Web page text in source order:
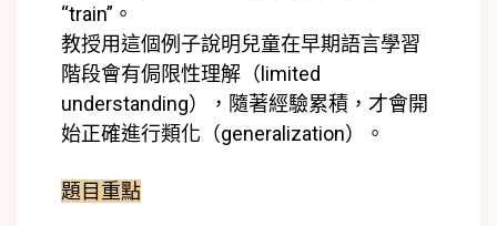
“train”。
教授用這個例子說明兒童在早期語言學習
階段會有侷限性理解（limited
understanding），隨著經驗累積，才會開
始正確進行類化（generalization）。
題目重點